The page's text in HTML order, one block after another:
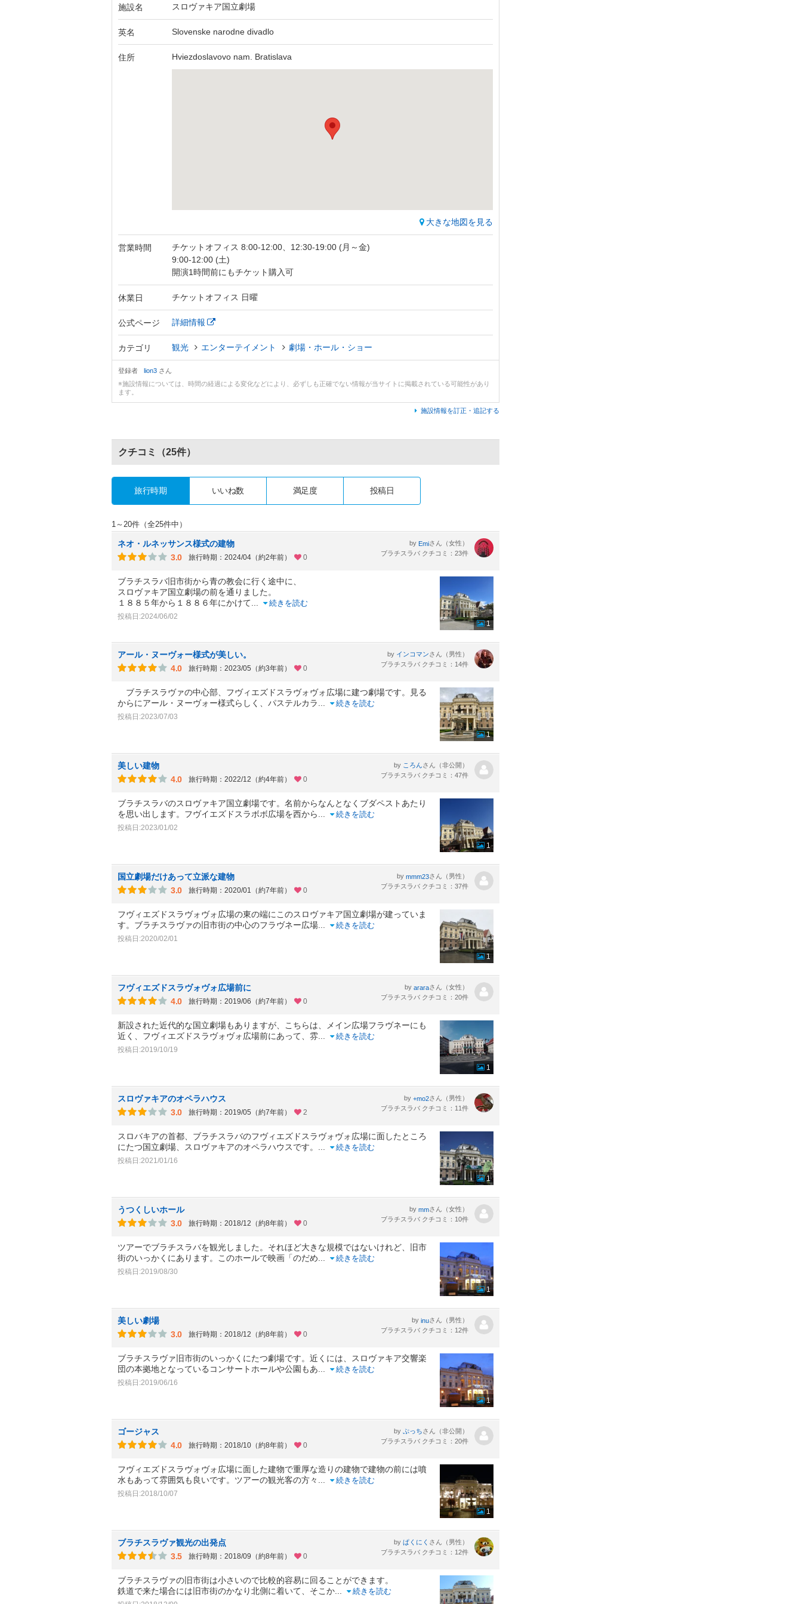
施設名 スロヴァキア国立劇場
英名 Slovenske narodne divadlo
住所 Hviezdoslavovo nam. Bratislava
大きな地図を見る
営業時間
チケットオフィス 8:00-12:00、12:30-19:00 (月～金)
9:00-12:00 (土)
開演1時間前にもチケット購入可
休業日 チケットオフィス 日曜
公式ページ 詳細情報
カテゴリ 観光 エンターテイメント 劇場・ホール・ショー
登録者 lion3 さん
※施設情報については、時間の経過による変化などにより、必ずしも正確でない情報が当サイトに掲載されている可能性があり
ます。
施設情報を訂正・追記する
クチコミ （25件）
旅行時期 いいね数 満足度 投稿日
1～20件（全25件中）
ネオ・ルネッサンス様式の建物
3.0
旅行時期：2024/04（約2年前） 0
by Emiさん（女性）
ブラチスラバ クチコミ：23件
ブラチスラバ旧市街から青の教会に行く途中に、
スロヴァキア国立劇場の前を通りました。
１８８５年から１８８６年にかけて
続きを読む
投稿日:2024/06/02
1
アール・ヌーヴォー様式が美しい。
4.0
旅行時期：2023/05（約3年前） 0
by インコマンさん（男性）
ブラチスラバ クチコミ：14件
ブラチスラヴァの中心部、フヴィエズドスラヴォヴォ広場に建つ劇場です。見る
からにアール・ヌーヴォー様式らしく、パステルカラ
続きを読む
投稿日:2023/07/03
1
美しい建物
4.0
旅行時期：2022/12（約4年前） 0
by ころんさん（非公開）
ブラチスラバ クチコミ：47件
ブラチスラバのスロヴァキア国立劇場です。名前からなんとなくブダペストあたり
を思い出します。フヴイエズドスラボボ広場を西から
続きを読む
投稿日:2023/01/02
1
国立劇場だけあって立派な建物
3.0
旅行時期：2020/01（約7年前） 0
by mmm23さん（男性）
ブラチスラバ クチコミ：37件
フヴィエズドスラヴォヴォ広場の東の端にこのスロヴァキア国立劇場が建っていま
す。ブラチスラヴァの旧市街の中心のフラヴネー広場
続きを読む
投稿日:2020/02/01
1
フヴィエズドスラヴォヴォ広場前に
4.0
旅行時期：2019/06（約7年前） 0
by araraさん（女性）
ブラチスラバ クチコミ：20件
新設された近代的な国立劇場もありますが、こちらは、メイン広場フラヴネーにも
近く、フヴィエズドスラヴォヴォ広場前にあって、雰
続きを読む
投稿日:2019/10/19
1
スロヴァキアのオペラハウス
3.0
旅行時期：2019/05（約7年前） 2
by +mo2さん（男性）
ブラチスラバ クチコミ：11件
スロバキアの首都、ブラチスラバのフヴィエズドスラヴォヴォ広場に面したところ
にたつ国立劇場、スロヴァキアのオペラハウスです。
続きを読む
投稿日:2021/01/16
1
うつくしいホール
3.0
旅行時期：2018/12（約8年前） 0
by mmさん（女性）
ブラチスラバ クチコミ：10件
ツアーでブラチスラバを観光しました。それほど大きな規模ではないけれど、旧市
街のいっかくにあります。このホールで映画「のだめ
続きを読む
投稿日:2019/08/30
1
美しい劇場
3.0
旅行時期：2018/12（約8年前） 0
by inuさん（男性）
ブラチスラバ クチコミ：12件
ブラチスラヴァ旧市街のいっかくにたつ劇場です。近くには、スロヴァキア交響楽
団の本拠地となっているコンサートホールや公園もあ
続きを読む
投稿日:2019/06/16
1
ゴージャス
4.0
旅行時期：2018/10（約8年前） 0
by ぷっちさん（非公開）
ブラチスラバ クチコミ：20件
フヴィエズドスラヴォヴォ広場に面した建物で重厚な造りの建物で建物の前には噴
水もあって雰囲気も良いです。ツアーの観光客の方々
続きを読む
投稿日:2018/10/07
1
ブラチスラヴァ観光の出発点
3.5
旅行時期：2018/09（約8年前） 0
by ぱくにく さん（男性）
ブラチスラバ クチコミ：12件
ブラチスラヴァの旧市街は小さいので比較的容易に回ることができます。
鉄道で来た場合には旧市街のかなり北側に着いて、そこか
続きを読む